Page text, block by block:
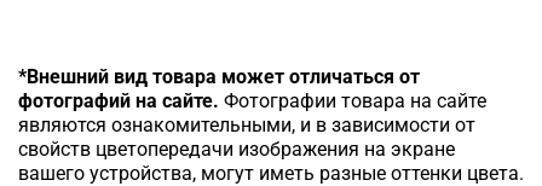
*Внешний вид товара может отличаться от
фотографий на сайте. Фотографии товара на сайте
являются ознакомительными, и в зависимости от
свойств цветопередачи изображения на экране
вашего устройства, могут иметь разные оттенки цвета.